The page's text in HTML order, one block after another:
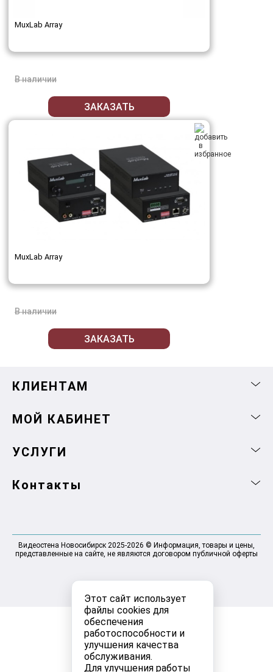
Этот сайт использует
файлы cookies для
обеспечения
работоспособности и
улучшения качества
обслуживания.
Для улучшения работы
MuxLab Array
В наличии
ЗАКАЗАТЬ
MuxLab Array
В наличии
ЗАКАЗАТЬ
КЛИЕНТАМ
МОЙ КАБИНЕТ
УСЛУГИ
Контакты
Видеостена Новосибирск 2025-2026 © Информация, товары и цены,
представленные на сайте, не являются договором публичной оферты